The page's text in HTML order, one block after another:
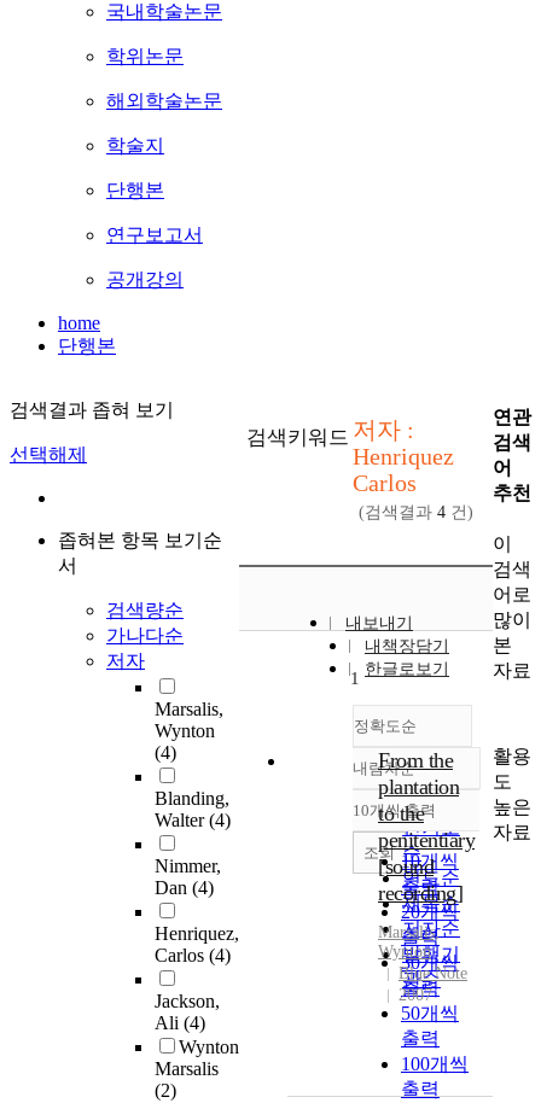
국내학술논문
학위논문
해외학술논문
학술지
단행본
연구보고서
공개강의
home
단행본
검색결과 좁혀 보기
선택해제
좁혀본 항목 보기순
서
검색량순
가나다순
저자
Marsalis,
Wynton
(4)
Blanding,
Walter(4)
Nimmer,
Dan (4)
Henriquez,
Carlos (4)
Jackson,
Ali (4)
Wynton
Marsalis
(2)
검색키워드 저자 :
Henriquez
Carlos
(검색결과 4 건)
내보내기
내책장담기
한글로보기
정확도순
정확도
순
인기도
순
연도순
제목순
저자순
발행기
관순
내림차순
내림차순
10개씩 출력
10개씩
출력
20개씩
출력
30개씩
출력
50개씩
출력
100개씩
출력
조회
1
From the
plantation
to the
penitentiary
[sound
recording]
Marsalis,
Wynton
Blue Note
2007
연관
검색
어
추천
이
검색
어로
많이
본
자료
활용
도
높은
자료